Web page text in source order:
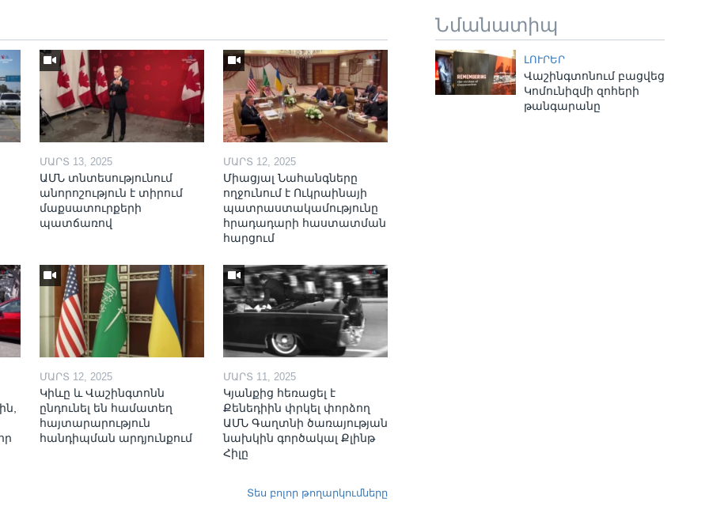
Նմանատիպ
ԼՈՒՐԵՐ
Վաշինգտոնում բացվեց
Կոմունիզմի զոհերի
թանգարանը
ՄԱՐՏ 13, 2025
ԱՄՆ տնտեսությունում
անորոշություն է տիրում
մաքսատուրքերի
պատճառով
ՄԱՐՏ 12, 2025
Միացյալ Նահանգները
ողջունում է Ուկրաինայի
պատրաստակամությունը
հրադադարի հաստատման
հարցում
ՄԱՐՏ 12, 2025
Կիևը և Վաշինգտոնն
ընդունել են համատեղ
հայտարարություն
հանդիպման արդյունքում
ՄԱՐՏ 11, 2025
Կյանքից հեռացել է
Քենեդիին փրկել փորձող
ԱՄՆ Գաղտնի ծառայության
նախկին գործակալ Քլինթ
Հիլը
Տես բոլոր թողարկումները